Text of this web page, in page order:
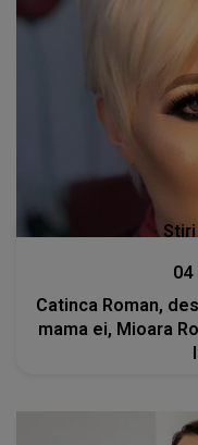
04
Catinca Roman,
mama ei, Mioara